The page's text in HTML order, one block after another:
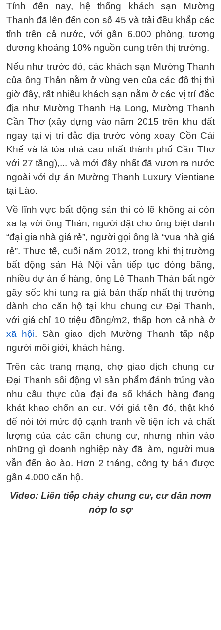
Tính đến nay, hệ thống khách sạn Mường
Thanh đã lên đến con số 45 và trải đều khắp các
tỉnh trên cả nước, với gần 6.000 phòng, tương
đương khoảng 10% nguồn cung trên thị trường.
Nếu như trước đó, các khách sạn Mường Thanh
của ông Thản nằm ở vùng ven của các đô thị thì
giờ đây, rất nhiều khách sạn nằm ở các vị trí đắc
địa như Mường Thanh Hạ Long, Mường Thanh
Cần Thơ (xây dựng vào năm 2015 trên khu đất
ngay tại vị trí đắc địa trước vòng xoay Cồn Cái
Khế và là tòa nhà cao nhất thành phố Cần Thơ
với 27 tầng),... và mới đây nhất đã vươn ra nước
ngoài với dự án Mường Thanh Luxury Vientiane
tại Lào.
Về lĩnh vực bất động sản thì có lẽ không ai còn
xa lạ với ông Thản, người đặt cho ông biệt danh
“đại gia nhà giá rẻ”, người gọi ông là “vua nhà giá
rẻ”. Thực tế, cuối năm 2012, trong khi thị trường
bất động sản Hà Nội vẫn tiếp tục đóng băng,
nhiều dự án ế hàng, ông Lê Thanh Thản bất ngờ
gây sốc khi tung ra giá bán thấp nhất thị trường
dành cho căn hộ tại khu chung cư Đại Thanh,
với giá chỉ 10 triệu đồng/m2, thấp hơn cả nhà ở
xã hội. Sàn giao dịch Mường Thanh tấp nập
người môi giới, khách hàng.
Trên các trang mạng, chợ giao dịch chung cư
Đại Thanh sôi động vì sản phẩm đánh trúng vào
nhu cầu thực của đại đa số khách hàng đang
khát khao chốn an cư. Với giá tiền đó, thật khó
để nói tới mức độ cạnh tranh về tiện ích và chất
lượng của các căn chung cư, nhưng nhìn vào
những gì doanh nghiệp này đã làm, người mua
vẫn đến ào ào. Hơn 2 tháng, công ty bán được
gần 4.000 căn hộ.
Video: Liên tiếp cháy chung cư, cư dân nơm
nớp lo sợ